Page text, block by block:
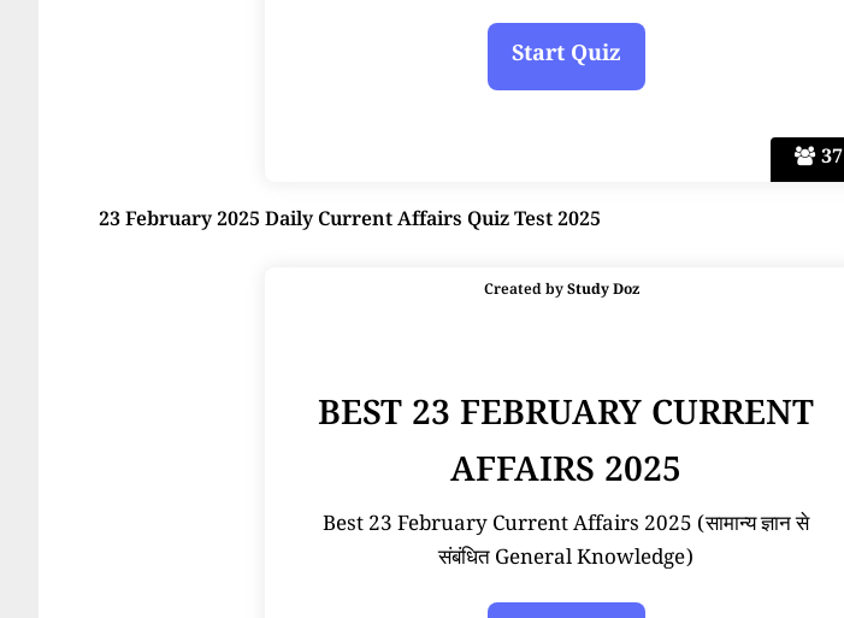
37
23 February 2025 Daily Current Affairs Quiz Test 2025
Created byStudy Doz
BEST 23 FEBRUARY CURRENT
AFFAIRS 2025
Best 23 February Current Affairs 2025 (सामान्य ज्ञान से
संबंधित General Knowledge)